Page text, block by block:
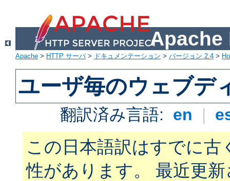
Apache
Apache > HTTP サーバ> ドキュメンテーション > バージョン 2.4 >
ユーザ毎のウェブデ
翻訳済み言語: en |
この日本語訳はすでに古
性があります。 最近更